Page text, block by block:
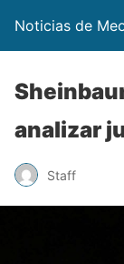
Noticias de
analizar
Staff